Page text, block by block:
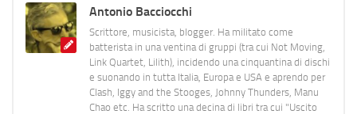
Antonio Bacciocchi
Scrittore, musicista, blogger. Ha militato come
batterista in una ventina di gruppi (tra cui Not Moving,
Link Quartet, Lilith), incidendo una cinquantina di dischi
e suonando in tutta Italia, Europa e USA e aprendo per
Clash, Iggy and the Stooges, Johnny Thunders, Manu
Chao etc. Ha scritto una decina di libri tra cui "Uscito